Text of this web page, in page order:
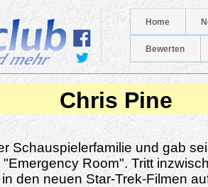
Home
Bewerten
Chris Pine
Schauspielerfamilie und gab
Room". Tritt
in den neuen Star-Trek-Filmen